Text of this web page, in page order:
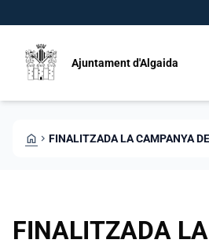
Ajuntament d'Algaida
HOME CHEVRON_RIGHT
FINALITZADA LA